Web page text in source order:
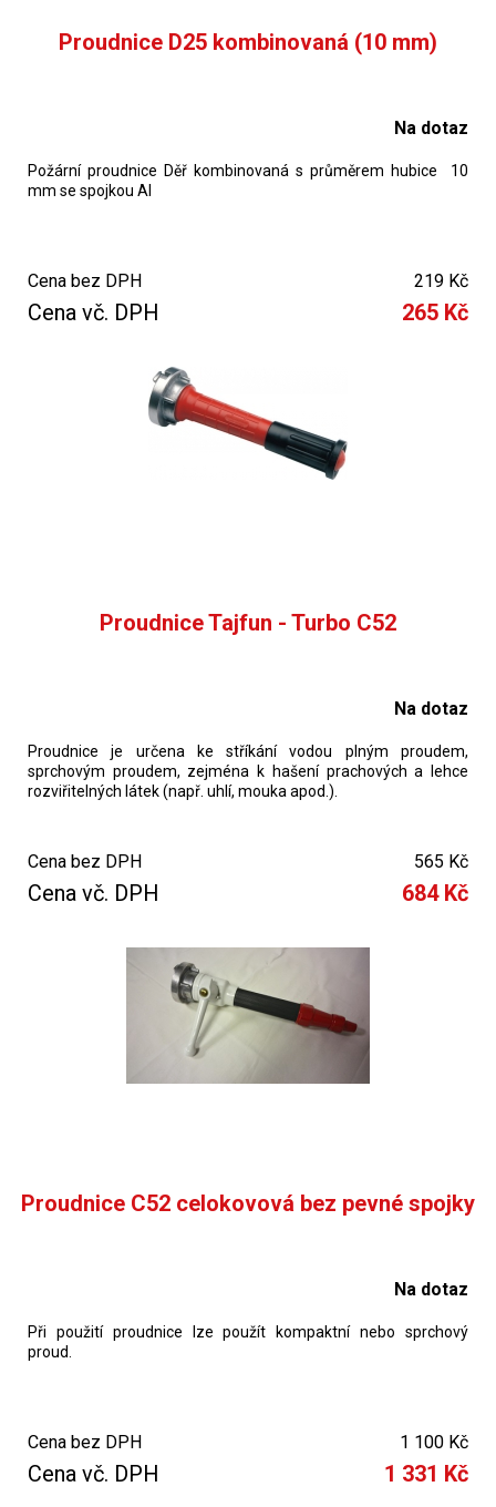
Proudnice D25 kombinovaná (10 mm)
Na dotaz
Požární proudnice Děř kombinovaná s průměrem hubice 10
mm se spojkou Al
Cena bez DPH 219 Kč
Cena vč. DPH 265 Kč
Proudnice Tajfun - Turbo C52
Na dotaz
Proudnice je určena ke stříkání vodou plným proudem,
sprchovým proudem, zejména k hašení prachových a lehce
rozviřitelných látek (např. uhlí, mouka apod.).
Cena bez DPH 565 Kč
Cena vč. DPH 684 Kč
Proudnice C52 celokovová bez pevné spojky
Na dotaz
Při použití proudnice lze použít kompaktní nebo sprchový
proud.
Cena bez DPH 1 100 Kč
Cena vč. DPH 1 331 Kč